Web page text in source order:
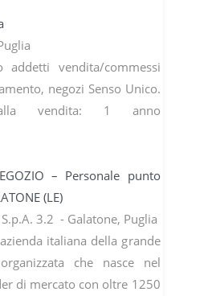
addetti vendita/commessi
negozi Senso Unico.
vendita: 1 anno
– Personale punto
(LE)
3.2 - Galatone, Puglia
italiana della grande
che nasce nel
di mercato con oltre 1250